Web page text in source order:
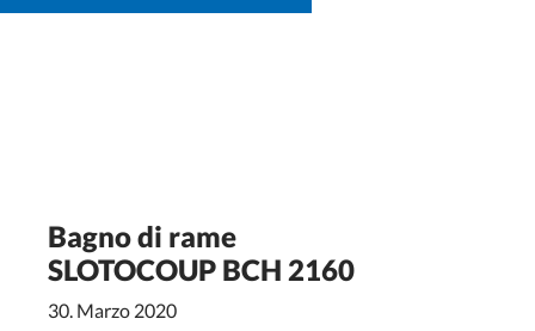
Bagno di rame
SLOTOCOUP BCH 2160
30. Marzo 2020